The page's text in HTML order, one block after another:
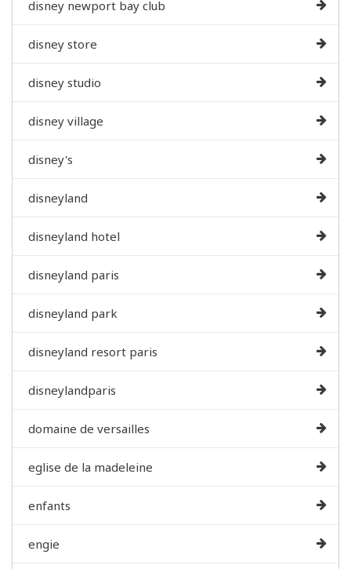
disney newport bay club
disney store
disney studio
disney village
disney's
disneyland
disneyland hotel
disneyland paris
disneyland park
disneyland resort paris
disneylandparis
domaine de versailles
eglise de la madeleine
enfants
engie